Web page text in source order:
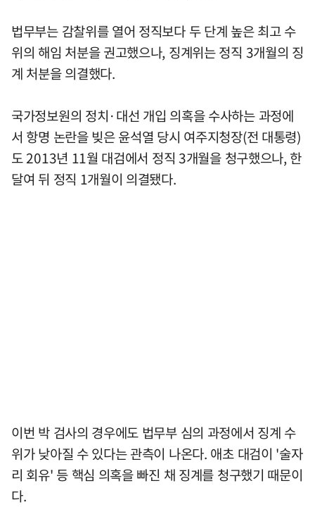
법무부는 감찰위를 열어 정직보다 두 단계 높은 최고 수
위의 해임 처분을 권고했으나, 징계위는 정직 3개월의 징
계 처분을 의결했다.
국가정보원의 정치·대선 개입 의혹을 수사하는 과정에
서 항명 논란을 빚은 윤석열 당시 여주지청장(전 대통령)
도 2013년 11월 대검에서 정직 3개월을 청구했으나, 한
달여 뒤 정직 1개월이 의결됐다.
이번 박 검사의 경우에도 법무부 심의 과정에서 징계 수
위가 낮아질 수 있다는 관측이 나온다. 애초 대검이 '술자
리 회유' 등 핵심 의혹을 빠진 채 징계를 청구했기 때문이
다.